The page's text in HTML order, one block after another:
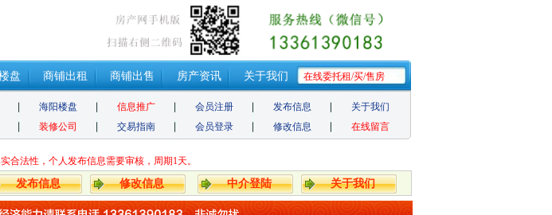
盘 商铺出租 商铺出售 房产资讯 关于我们 在线委托租/买/售房
海阳楼盘 信息推广 会员注册 发布信息
关于我们
装修公司 交易指南 会员登录 修改信息 在线留言
合法性，个人发布信息需要审核，周期1天。
发布信息 修改信息 中介登陆 关于我们